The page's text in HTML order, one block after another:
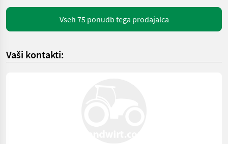
Vseh 75 ponudb tega prodajalca
Vaši kontakti: